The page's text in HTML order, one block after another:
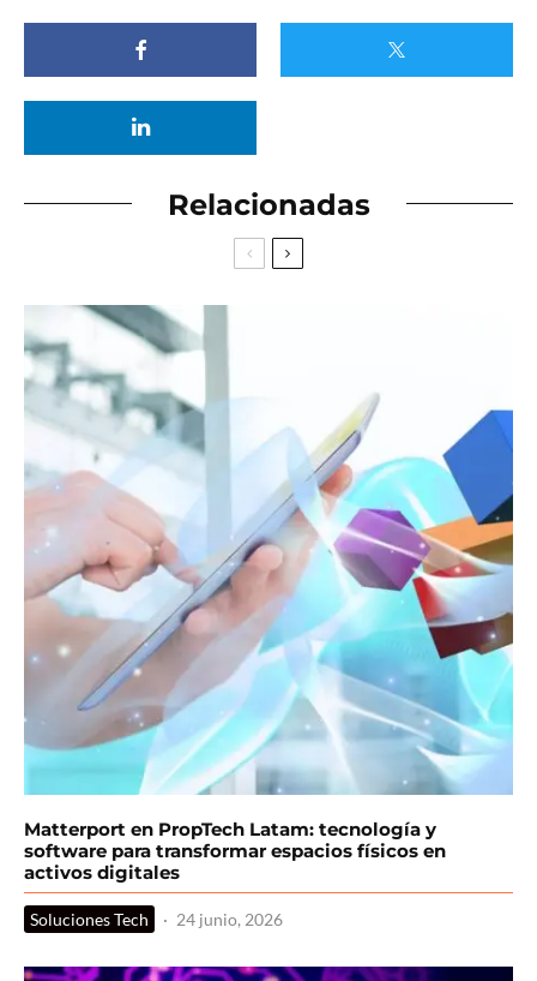
Relacionadas
Matterport en PropTech Latam: tecnología y
software para transformar espacios físicos en
activos digitales
Soluciones Tech · 24 junio, 2026